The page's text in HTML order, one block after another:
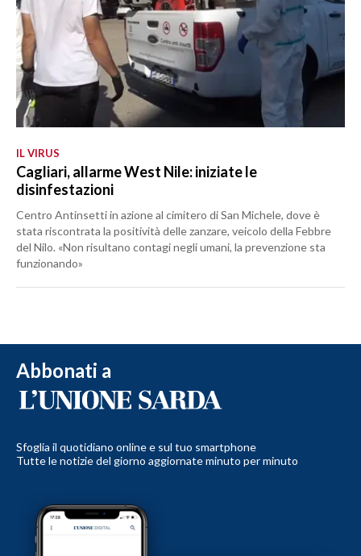
IL VIRUS
Cagliari, allarme West Nile: iniziate le
disinfestazioni
Centro Antinsetti in azione al cimitero di San Michele, dove è
stata riscontrata la positività delle zanzare, veicolo della Febbre
del Nilo. «Non risultano contagi negli umani, la prevenzione sta
funzionando»
Abbonati a
Sfoglia il quotidiano online e sul tuo smartphone
Tutte le notizie del giorno aggiornate minuto per minuto